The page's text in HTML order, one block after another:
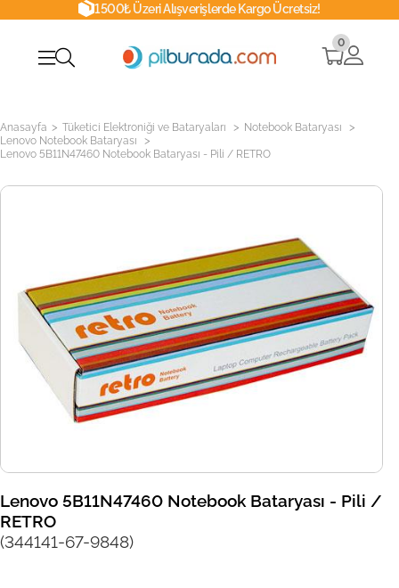
1500₺ Üzeri Alışverişlerde Kargo Ücretsiz!
0
Anasayfa > Tüketici Elektroniği ve Bataryaları > Notebook Bataryası >
Lenovo Notebook Bataryası >
Lenovo 5B11N47460 Notebook Bataryası - Pili / RETRO
Lenovo 5B11N47460 Notebook Bataryası - Pili /
RETRO
(344141-67-9848)